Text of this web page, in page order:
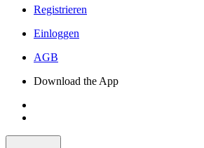
Registrieren
Einloggen
AGB
Download the App